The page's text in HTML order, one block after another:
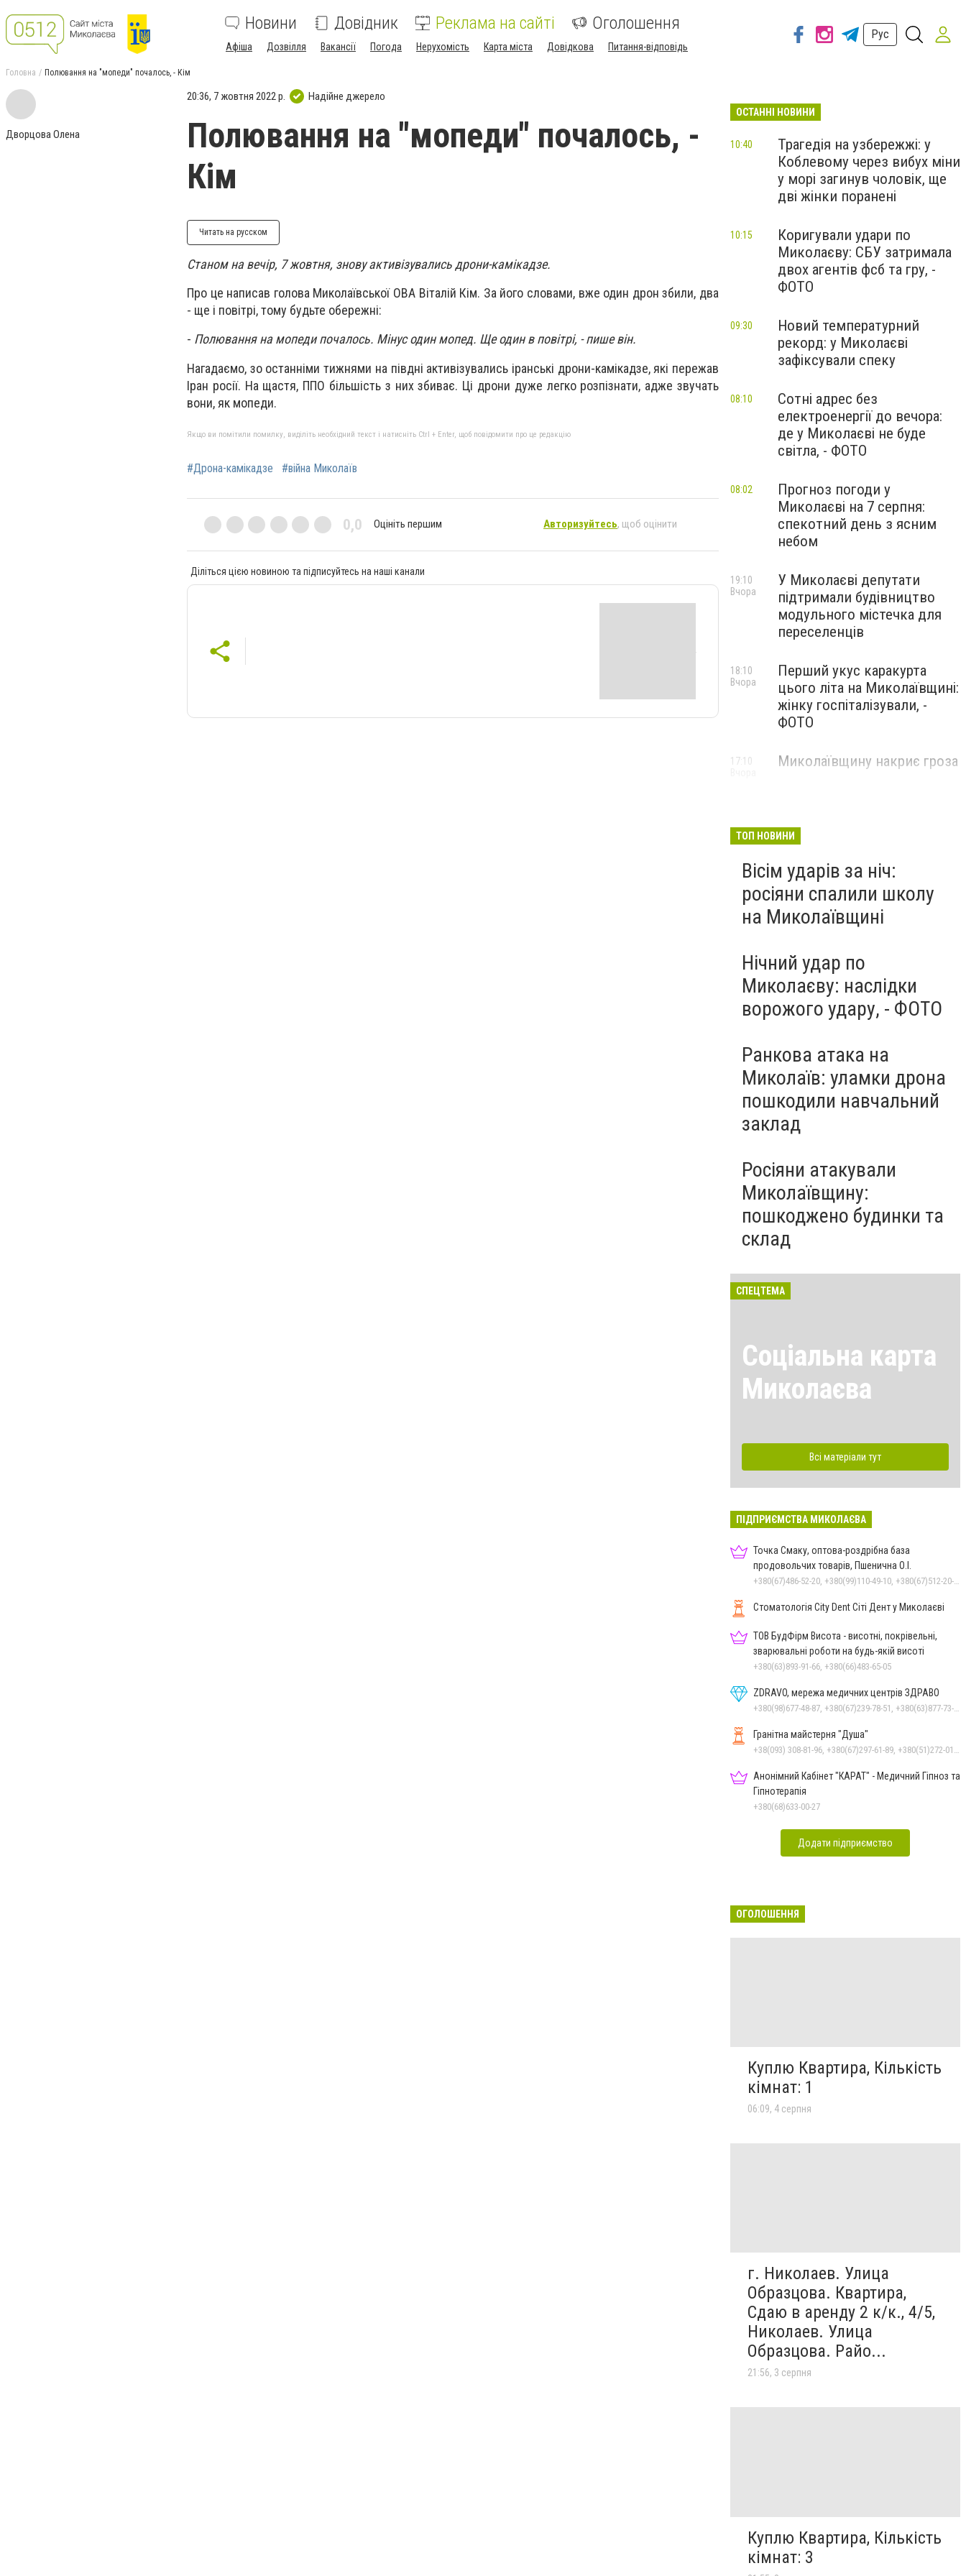
Новини Довідник Реклама на сайті Оголошення
Афіша Дозвілля Вакансії Погода Нерухомість Карта міста Довідкова Питання-відповідь
Рус
Головна Полювання на "мопеди" почалось, - Кім
Дворцова Олена
20:36, 7 жовтня 2022 р. Надійне джерело
Полювання на "мопеди" почалось, -
Кім
Читать на русском
Станом на вечір, 7 жовтня, знову активізувались дрони-камікадзе.
Про це написав голова Миколаївської ОВА Віталій Кім. За його словами, вже один дрон збили, два
- ще і повітрі, тому будьте обережні:
- Полювання на мопеди почалось. Мінус один мопед. Ще один в повітрі, - пише він.
Нагадаємо, зо останніми тижнями на півдні активізувались іранські дрони-камікадзе, які пережав
Іран росії. На щастя, ППО більшість з них збиває. Ці дрони дуже легко розпізнати, адже звучать
вони, як мопеди.
Якщо ви помітили помилку, виділіть необхідний текст і натисніть Ctrl + Enter, щоб повідомити про це редакцію
#Дрона-камікадзе #війна Миколаїв
0,0 Оцініть першим Авторизуйтесь, щоб оцінити
Діліться цією новиною та підписуйтесь на наші канали
ОСТАННІ НОВИНИ
Трагедія на узбережжі: у
Коблевому через вибух міни
у морі загинув чоловік, ще
дві жінки поранені
10:40
Коригували удари по
Миколаєву: СБУ затримала
двох агентів фсб та гру, -
ФОТО
10:15
Новий температурний
рекорд: у Миколаєві
зафіксували спеку
09:30
Сотні адрес без
електроенергії до вечора:
де у Миколаєві не буде
світла, - ФОТО
08:10
Прогноз погоди у
Миколаєві на 7 серпня:
спекотний день з ясним
небом
08:02
У Миколаєві депутати
підтримали будівництво
модульного містечка для
переселенців
19:10
Вчора
Перший укус каракурта
цього літа на Миколаївщині:
жінку госпіталізували, -
ФОТО
18:10
Вчора
Миколаївщину накриє гроза
17:10
ТОП НОВИНИ
Вісім ударів за ніч:
росіяни спалили школу
на Миколаївщині
Нічний удар по
Миколаєву: наслідки
ворожого удару, - ФОТО
Ранкова атака на
Миколаїв: уламки дрона
пошкодили навчальний
заклад
Росіяни атакували
Миколаївщину:
пошкоджено будинки та
склад
СПЕЦТЕМА
Соціальна карта
Миколаєва
Всі матеріали тут
ПІДПРИЄМСТВА МИКОЛАЄВА
Точка Смаку, оптова-роздрібна база
продовольчих товарів, Пшенична О.І.
Стоматологія City Dent Сіті Дент у Миколаєві
ТОВ БудФірм Висота - висотні, покрівельні,
зварювальні роботи на будь-якій висоті
+380(63)893-91-66, +380(66)483-65-05
ZDRAVO, мережа медичних центрів ЗДРАВО
Гранітна майстерня "Душа"
Анонімний Кабінет "КАРАТ" - Медичний Гіпноз та
Гіпнотерапія
+380(68)633-00-27
Додати підприємство
ОГОЛОШЕННЯ
Куплю Квартира, Кількість
кімнат: 1
06:09, 4 серпня
г. Николаев. Улица
Образцова. Квартира,
Сдаю в аренду 2 к/к., 4/5,
Николаев. Улица
Образцова. Райо...
21:56, 3 серпня
Куплю Квартира, Кількість
кімнат: 3